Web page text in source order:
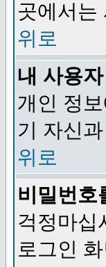
곳에서는
위로
내 사용
개인 정
기 자신
위로
비밀번호
걱정마십
로그인